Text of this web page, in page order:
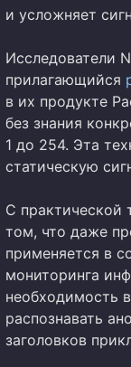
и усложняет
Исследователи
прилагающийся
в их продукте
без знания
1 до 254. Эта
статическую
С практической
том, что даже
применяется в
мониторинга
необходимость
распознавать
заголовков